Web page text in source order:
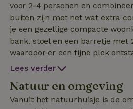
voor 2-4 personen en
buiten zijn met net wat extra
je een gezellige compacte
bank, stoel en een barretje met
waardoor er een fijne plek
zitten, te lezen of rustig te
met een tweepersoonsbed, een
eigen, volledig ingerichte
Lees verder
Natuur en omgeving
Vanuit het natuurhuisje is de